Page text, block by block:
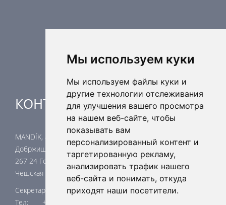
Мы используем куки
Мы используем файлы куки и
другие технологии отслеживания
для улучшения вашего просмотра
на нашем веб-сайте, чтобы
показывать вам
персонализированный контент и
таргетированную рекламу,
анализировать трафик нашего
веб-сайта и понимать, откуда
приходят наши посетители.
КОНТАКТЫ
MANDÍK, a.s.
Добржишска 550
267 24 Гостомице
Чешская республика
Секретариат
Тел: +420 311 706 706